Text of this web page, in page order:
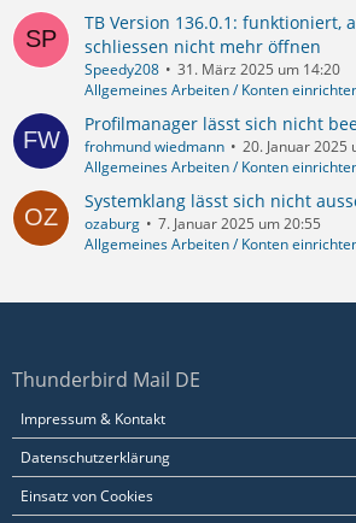
TB Version 136.0.1: funktioniert,
schliessen nicht mehr öffnen
Speedy208
31. März 2025 um 14:20
Allgemeines Arbeiten / Konten
Profilmanager lässt sich nicht
frohmund wiedmann
20. Januar 2025
Allgemeines Arbeiten / Konten
Systemklang lässt sich nicht
ozaburg
7. Januar 2025 um 20:55
Allgemeines Arbeiten / Konten
Thunderbird Mail DE
Impressum & Kontakt
Datenschutzerklärung
Einsatz von Cookies